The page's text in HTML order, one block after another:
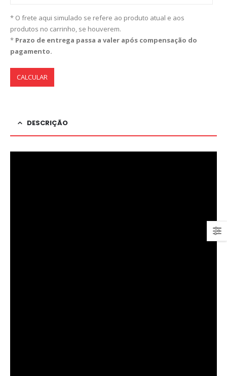
* O frete aqui simulado se refere ao produto atual e aos
produtos no carrinho, se houverem.
* Prazo de entrega passa a valer após compensação do
pagamento.
CALCULAR
DESCRIÇÃO